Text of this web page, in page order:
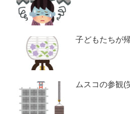
子どもたちが
ムスコの参観(